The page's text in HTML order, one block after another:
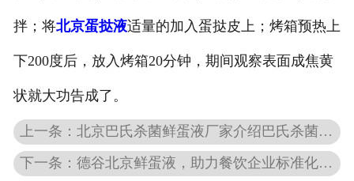
拌；将北京蛋挞液适量的加入蛋挞皮上；烤箱预热上
下200度后，放入烤箱20分钟，期间观察表面成焦黄
状就大功告成了。
上一条：北京巴氏杀菌鲜蛋液厂家介绍巴氏杀菌的效果是什么
下一条：德谷北京鲜蛋液，助力餐饮企业标准化建设